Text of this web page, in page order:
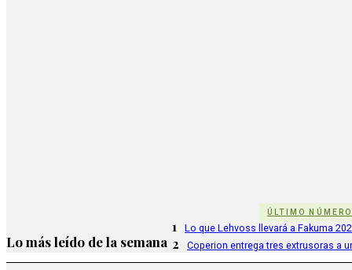
ÚLTIMO NÚMERO
Lo más leído de la semana
1 Lo que Lehvoss llevará a Fakuma
2 Coperion entrega tres extrusoras a